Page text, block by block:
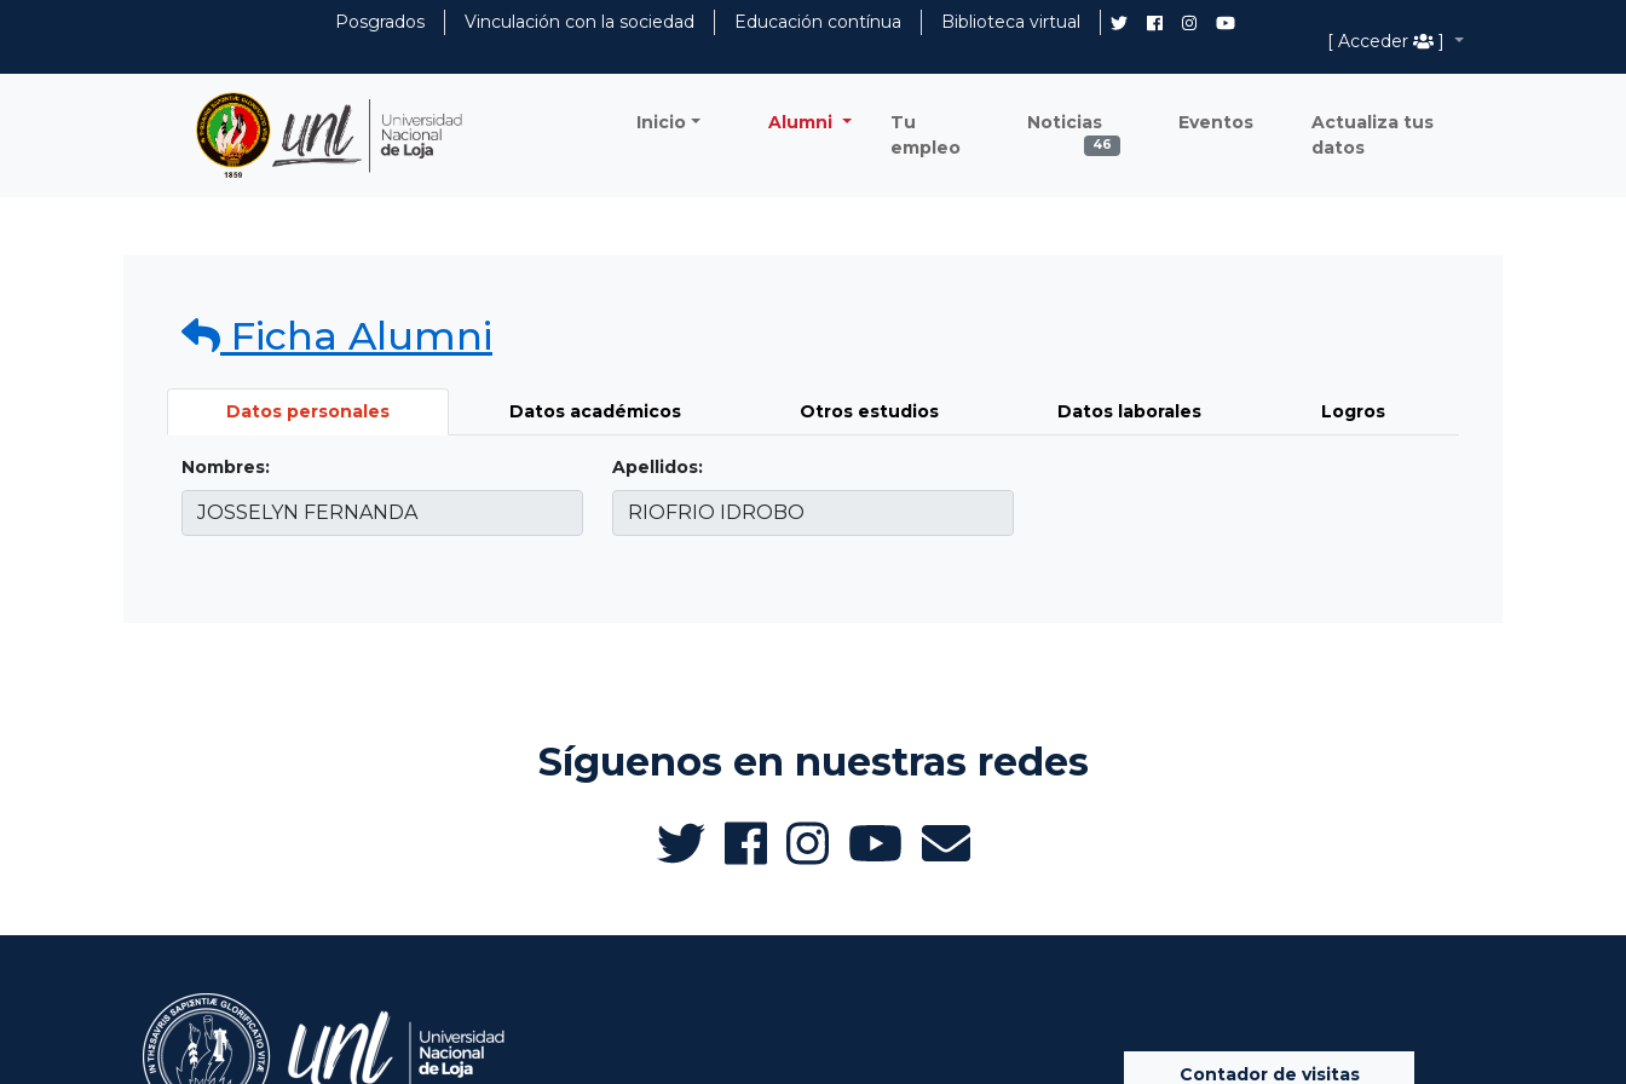
Posgrados Vinculación con la sociedad Educación contínua
Biblioteca virtual
[ Acceder
]
Inicio Alumni
Tu
empleo
Noticias
46
Eventos
Actualiza tus
datos
Ficha Alumni
Datos personales Datos académicos Otros estudios Datos laborales Logros
Nombres: Apellidos:
Síguenos en nuestras redes
Contador de visitas